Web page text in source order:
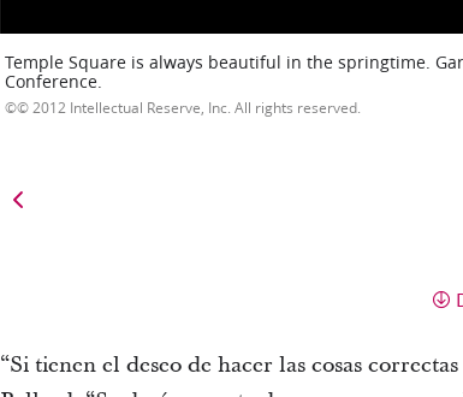
Temple Square is always beautiful in the springtime.
Conference.
© 2012 Intellectual Reserve, Inc. All rights reserved.
“Si tienen el deseo de hacer las cosas